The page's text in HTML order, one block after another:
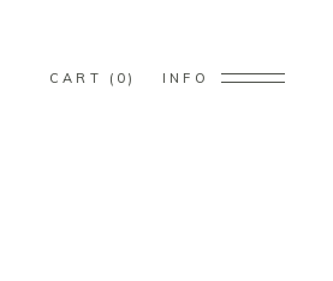
CART 0 INFO